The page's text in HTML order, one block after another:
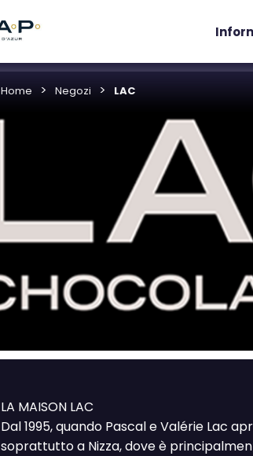
Home Negozi LAC
LA MAISON LAC
Dal 1995, quando Pascal e Valérie Lac
soprattutto a Nizza, dove è